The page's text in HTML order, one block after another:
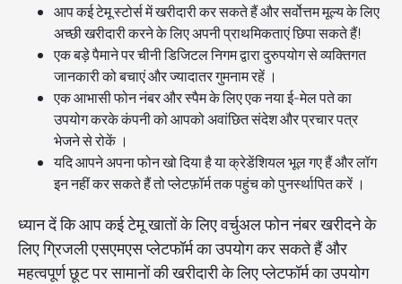
आप कई टेमू स्टोर्स में खरीदारी कर सकते हैं और सर्वोत्तम मूल्य के लिए
अच्छी खरीदारी करने के लिए अपनी प्राथमिकताएं छिपा सकते हैं!
एक बड़े पैमाने पर चीनी डिजिटल निगम द्वारा दुरुपयोग से व्यक्तिगत
जानकारी को बचाएं और ज्यादातर गुमनाम रहें ।
एक आभासी फोन नंबर और स्पैम के लिए एक नया ई-मेल पते का
उपयोग करके कंपनी को आपको अवांछित संदेश और प्रचार पत्र
भेजने से रोकें ।
यदि आपने अपना फोन खो दिया है या क्रेडेंशियल भूल गए हैं और लॉग
इन नहीं कर सकते हैं तो प्लेटफ़ॉर्म तक पहुंच को पुनर्स्थापित करें ।
ध्यान दें कि आप कई टेमू खातों के लिए वर्चुअल फोन नंबर खरीदने के
लिए ग्रिजली एसएमएस प्लेटफॉर्म का उपयोग कर सकते हैं और
महत्वपूर्ण छूट पर सामानों की खरीदारी के लिए प्लेटफॉर्म का उपयोग